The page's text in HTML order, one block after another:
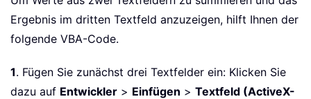
Ergebnis im dritten Textfeld anzuzeigen, hilft Ihnen der
folgende VBA-Code.
1. Fügen Sie zunächst drei Textfelder ein: Klicken Sie
dazu auf Entwickler > Einfügen > Textfeld (ActiveX-